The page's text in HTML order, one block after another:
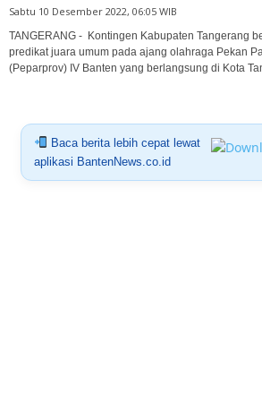
Sabtu 10 Desember 2022, 06:05 WIB
TANGERANG - Kontingen Kabupaten Tangerang
predikat juara umum pada ajang olahraga Pekan
(Peparprov) IV Banten yang berlangsung di Kota
Baca berita lebih cepat lewat
aplikasi BantenNews.co.id